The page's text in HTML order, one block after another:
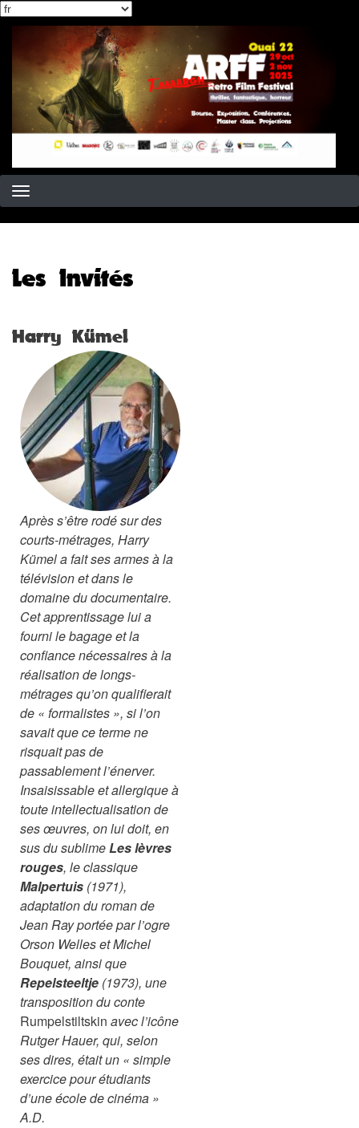
au
contenu
principal
Select
your
Les Invités
Harry Kümel
Après s’être rodé sur des
courts-métrages, Harry
Kümel a fait ses armes à la
télévision et dans le
domaine du documentaire.
Cet apprentissage lui a
fourni le bagage et la
confiance nécessaires à la
réalisation de longs-
métrages qu’on qualifierait
de « formalistes », si l’on
savait que ce terme ne
risquait pas de
passablement l’énerver.
Insaisissable et allergique à
toute intellectualisation de
ses œuvres, on lui doit, en
sus du sublimeLes lèvres
rouges, le classique
Malpertuis (1971),
adaptation du roman de
Jean Ray portée par l’ogre
Orson Welles et Michel
Bouquet, ainsi que
Repelsteeltje (1973), une
transposition du conte
Rumpelstiltskin avec l’icône
Rutger Hauer, qui, selon
ses dires, était un « simple
exercice pour étudiants
d’une école de cinéma »
A.D.